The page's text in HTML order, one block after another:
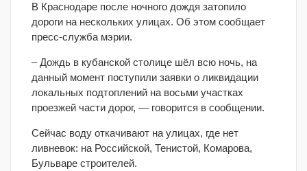
В Краснодаре после ночного дождя затопило
дороги на нескольких улицах. Об этом сообщает
пресс-служба мэрии.
– Дождь в кубанской столице шёл всю ночь, на
данный момент поступили заявки о ликвидации
локальных подтоплений на восьми участках
проезжей части дорог, — говорится в сообщении.
Сейчас воду откачивают на улицах, где нет
ливневок: на Российской, Тенистой, Комарова,
Бульваре строителей.